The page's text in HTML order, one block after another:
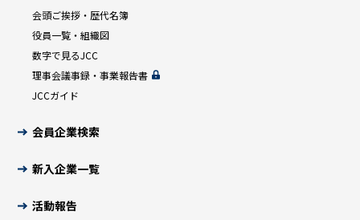
会頭ご挨拶・歴代名簿
役員一覧・組織図
数字で見るJCC
理事会議事録・事業報告書
JCCガイド
会員企業検索
新入企業一覧
活動報告